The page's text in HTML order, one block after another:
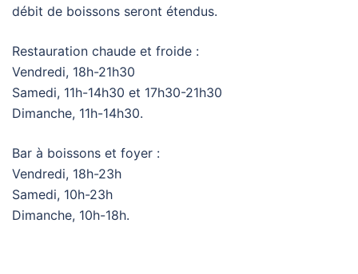
débit de boissons seront étendus.
Restauration chaude et froide :
Vendredi, 18h-21h30
Samedi, 11h-14h30 et 17h30-21h30
Dimanche, 11h-14h30.
Bar à boissons et foyer :
Vendredi, 18h-23h
Samedi, 10h-23h
Dimanche, 10h-18h.